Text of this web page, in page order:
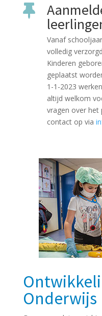

Vanaf
volledig
Kinderen
geplaatst
1-1-2023
altijd welkom
vragen over het
contact op via
Onderwijs